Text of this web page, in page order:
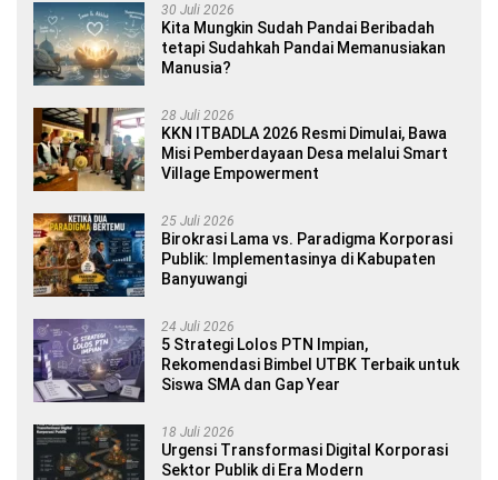
30 Juli 2026
Kita Mungkin Sudah Pandai Beribadah
tetapi Sudahkah Pandai Memanusiakan
Manusia?
28 Juli 2026
KKN ITBADLA 2026 Resmi Dimulai, Bawa
Misi Pemberdayaan Desa melalui Smart
Village Empowerment
25 Juli 2026
Birokrasi Lama vs. Paradigma Korporasi
Publik: Implementasinya di Kabupaten
Banyuwangi
24 Juli 2026
5 Strategi Lolos PTN Impian,
Rekomendasi Bimbel UTBK Terbaik untuk
Siswa SMA dan Gap Year
18 Juli 2026
Urgensi Transformasi Digital Korporasi
Sektor Publik di Era Modern